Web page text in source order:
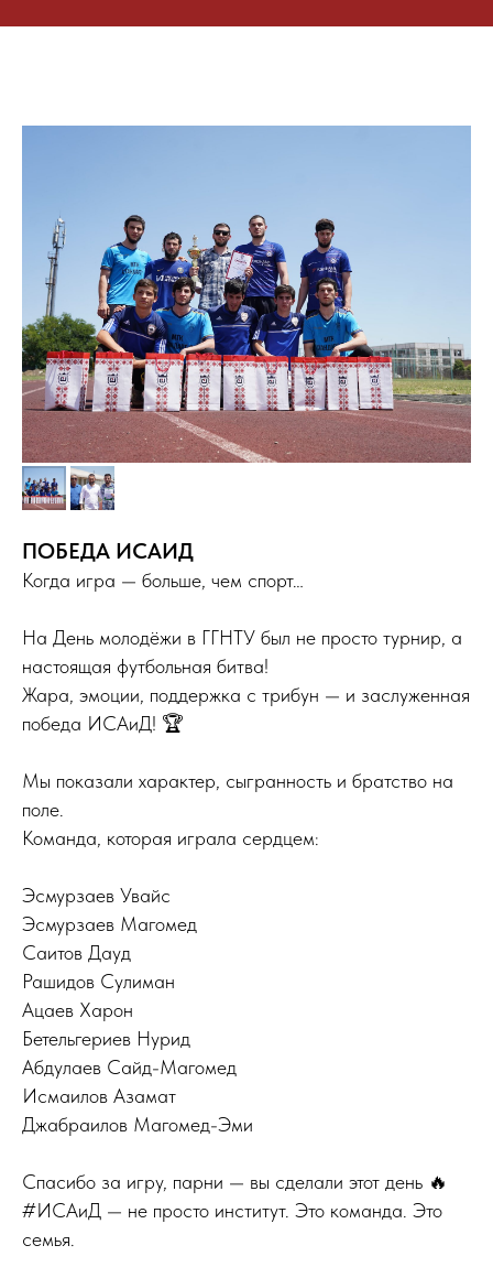
ПОБЕДА ИСАИД
Когда игра — больше, чем спорт…
На День молодёжи в ГГНТУ был не просто турнир, а
настоящая футбольная битва!
Жара, эмоции, поддержка с трибун — и заслуженная
победа ИСАиД! 🏆
Мы показали характер, сыгранность и братство на
поле.
Команда, которая играла сердцем:
Эсмурзаев Увайс
Эсмурзаев Магомед
Саитов Дауд
Рашидов Сулиман
Ацаев Харон
Бетельгериев Нурид
Абдулаев Сайд-Магомед
Исмаилов Азамат
Джабраилов Магомед-Эми
Спасибо за игру, парни — вы сделали этот день 🔥
#ИСАиД — не просто институт. Это команда. Это
семья.